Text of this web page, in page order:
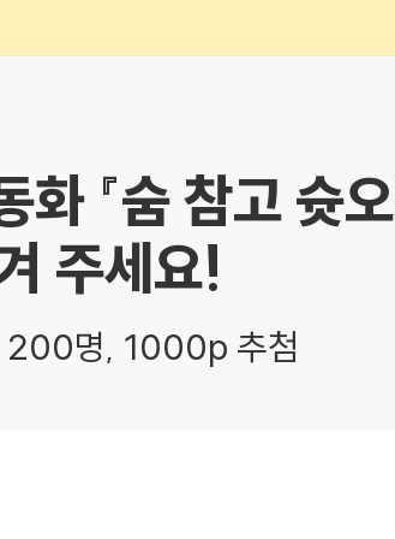
『숨 참고 슛오
주세요!
200명, 1000p 추첨